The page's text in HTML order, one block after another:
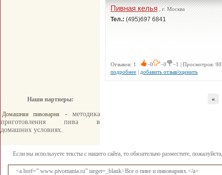
Наши партнеры:
Домашняя пивоварня
- методика
приготовления пива в
домашних условиях.
Пивная келья , г. Москва
Тел.: (495)697 6841
Отзывов: 1 −0 −0
−1 | Просмотров:
подробнее | добавить отзыв/оценить
«
Если вы используете тексты с нашего сайта, то обязательно разместите,
<a href=” www.pivomania.ru” target=_blank>Все о пиве и пивоварнях.</a>